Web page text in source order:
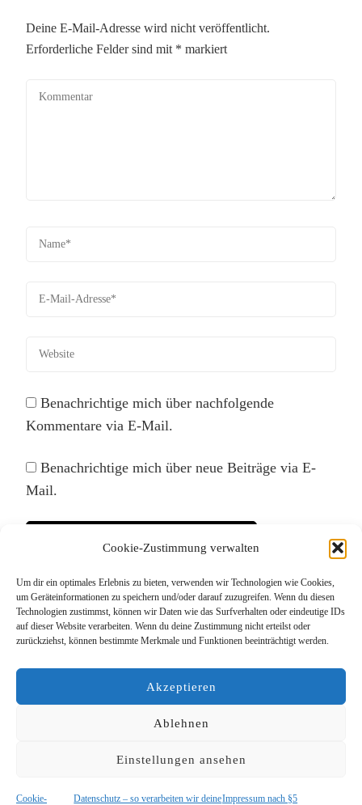
Cookie-Zustimmung verwalten
Um dir ein optimales Erlebnis zu bieten, verwenden wir Technologien wie Cookies,
um Geräteinformationen zu speichern und/oder darauf zuzugreifen. Wenn du diesen
Technologien zustimmst, können wir Daten wie das Surfverhalten oder eindeutige IDs
auf dieser Website verarbeiten. Wenn du deine Zustimmung nicht erteilst oder
zurückziehst, können bestimmte Merkmale und Funktionen beeinträchtigt werden.
Akzeptieren
Ablehnen
Einstellungen ansehen
Cookie- Datenschutz – so verarbeiten wir deineImpressum nach §5
Deine E-Mail-Adresse wird nicht veröffentlicht.
Erforderliche Felder sind mit * markiert
Benachrichtige mich über nachfolgende
Kommentare via E-Mail.
Benachrichtige mich über neue Beiträge via E-
Mail.
Diese Website verwendet Akismet, um Spam zu
reduzieren.Erfahre, wie deine Kommentardaten
verarbeitet werden.
Präsentiert vonWordPress.Datenschutz – so verarbeiten wir deine